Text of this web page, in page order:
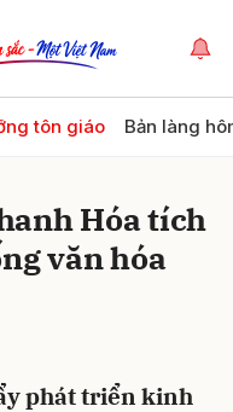
tôn giáo Bản làng
Hóa tích
văn hóa
phát triển kinh